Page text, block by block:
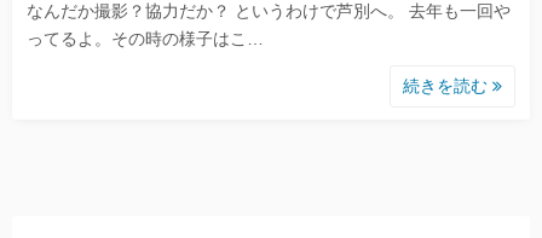
なんだか撮影？協力だか？ というわけで芦別へ。 去年も一回や
ってるよ。その時の様子はこ…
続きを読む